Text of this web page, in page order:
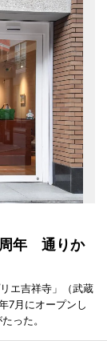
周年 通りか
エ吉祥寺」（武蔵
7月にオープンし
った。